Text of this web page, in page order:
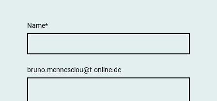
Name*
bruno.mennesclou@t-online.de